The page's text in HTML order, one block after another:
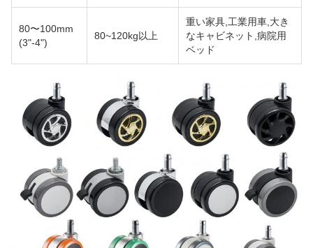
80〜100mm
(3"-4")
80~120kg以上
重い家具,工業用車,大き
なキャビネット,病院用
ベッド